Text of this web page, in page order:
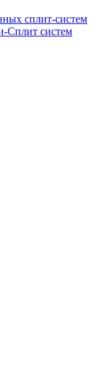
сплит-систем
Сплит систем